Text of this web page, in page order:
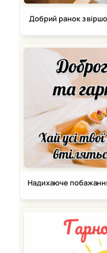
Добрий ранок з
Надихаюче